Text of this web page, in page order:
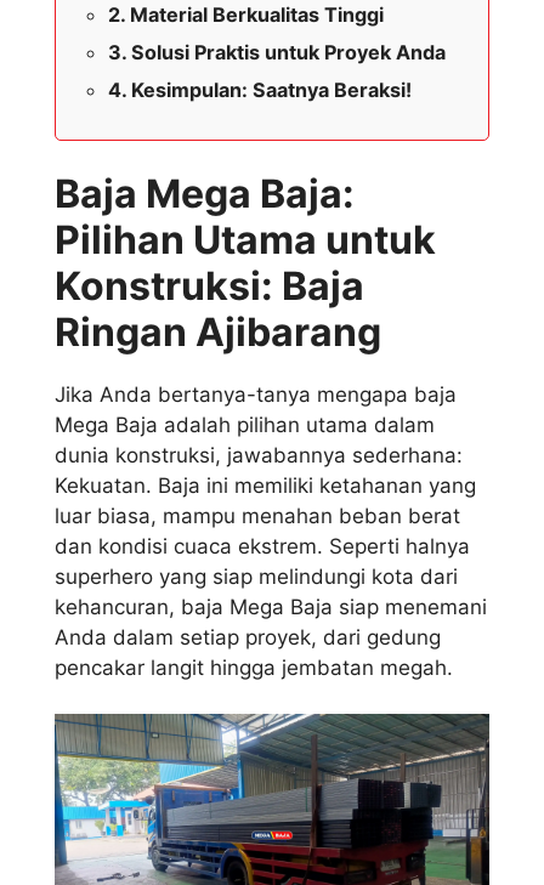
Material Berkualitas Tinggi
Solusi Praktis untuk Proyek Anda
Kesimpulan: Saatnya Beraksi!
Baja Mega Baja:
Pilihan Utama untuk
Konstruksi: Baja
Ringan Ajibarang
Jika Anda bertanya-tanya mengapa baja
Mega Baja adalah pilihan utama dalam
dunia konstruksi, jawabannya sederhana:
Kekuatan. Baja ini memiliki ketahanan yang
luar biasa, mampu menahan beban berat
dan kondisi cuaca ekstrem. Seperti halnya
superhero yang siap melindungi kota dari
kehancuran, baja Mega Baja siap menemani
Anda dalam setiap proyek, dari gedung
pencakar langit hingga jembatan megah.